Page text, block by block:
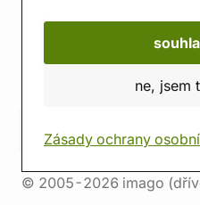
ne, jsem
Zásady ochrany
© 2005-2026 imago